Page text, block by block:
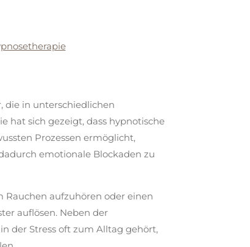
die in unterschiedlichen
hat sich gezeigt, dass hypnotische
Prozessen ermöglicht,
emotionale Blockaden zu
Rauchen aufzuhören oder einen
auflösen. Neben der
der Stress oft zum Alltag gehört,